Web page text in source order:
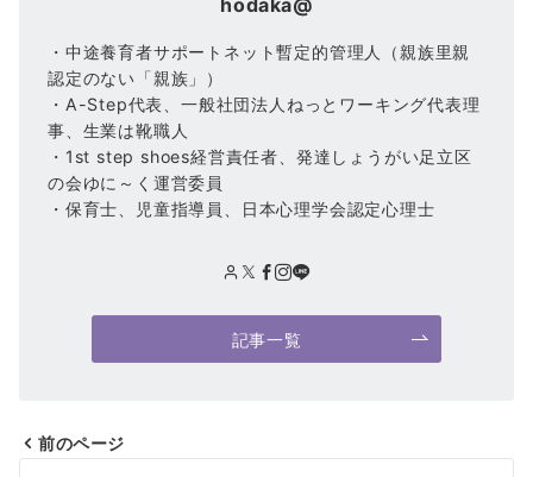
hodaka@
・中途養育者サポートネット暫定的管理人（親族里親
認定のない「親族」）
・A-Step代表、一般社団法人ねっとワーキング代表理
事、生業は靴職人
・1st step shoes経営責任者、発達しょうがい足立区
の会ゆに～く運営委員
・保育士、児童指導員、日本心理学会認定心理士
記事一覧
前のページ